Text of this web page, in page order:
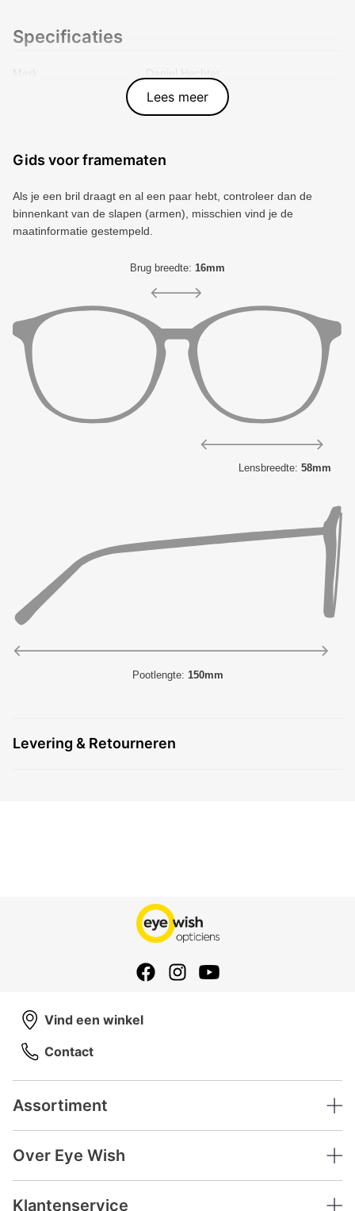
Specificaties
Merk
Daniel Hechter
Grijs
Plastic
Lees meer
Gids voor framematen
Als je een bril draagt ​​en al een paar hebt, controleer dan de
binnenkant van de slapen (armen), misschien vind je de
maatinformatie gestempeld.
Brug breedte: 16mm
Lensbreedte: 58mm
Pootlengte: 150mm
Levering & Retourneren
Assortiment
Over Eye Wish
Klantenservice
Vind een winkel
Contact